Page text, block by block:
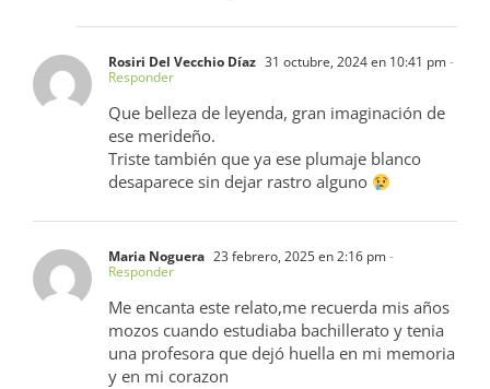
Rosiri Del Vecchio Díaz 31 octubre, 2024 en 10:41 pm-
Responder
Que belleza de leyenda, gran imaginación de
ese merideño.
Triste también que ya ese plumaje blanco
desaparece sin dejar rastro alguno
Maria Noguera 23 febrero, 2025 en 2:16 pm-
Responder
Me encanta este relato,me recuerda mis años
mozos cuando estudiaba bachillerato y tenia
una profesora que dejó huella en mi memoria
y en mi corazon